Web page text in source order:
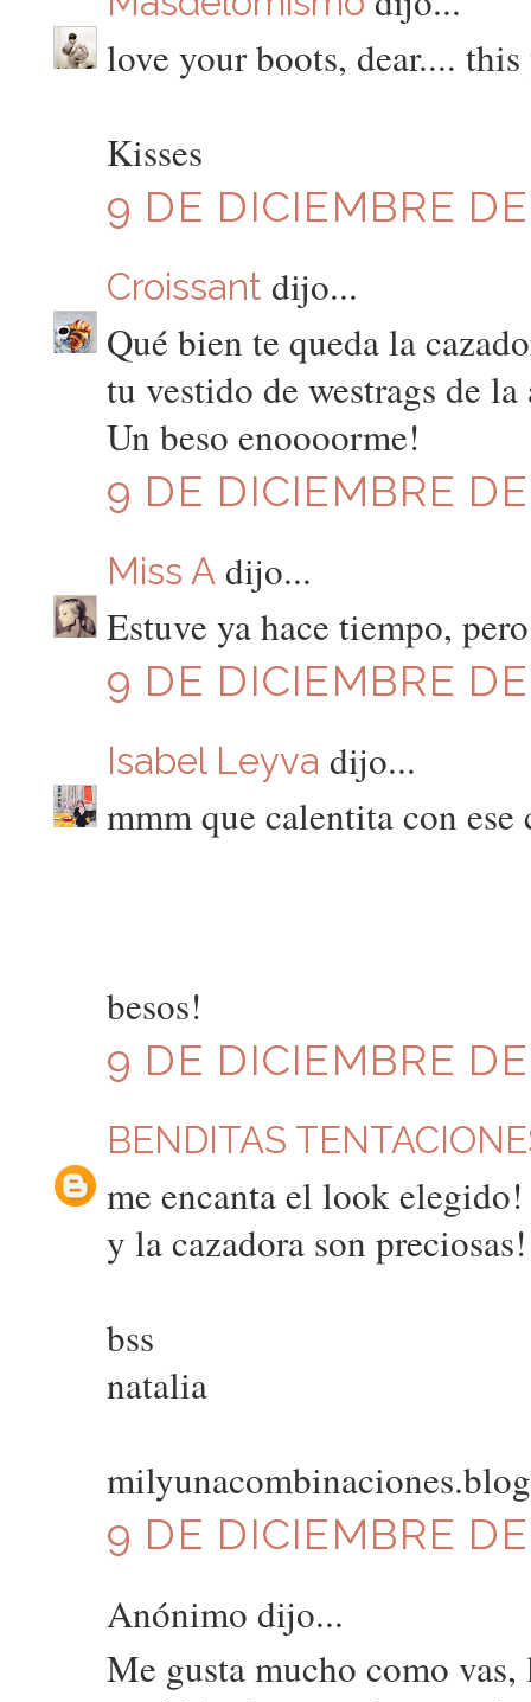
love your boots, dear.... this
Kisses
9 DE DICIEMBRE
Croissant dijo...
Qué bien te queda la
tu vestido de westrags de
Un beso enoooorme!
9 DE DICIEMBRE
Miss Adijo...
Estuve ya hace tiempo,
9 DE DICIEMBRE
Isabel Leyva dijo...
mmm que calentita con
besos!
9 DE DICIEMBRE
BENDITAS
me encanta el look
y la cazadora son
bss
natalia
9 DE DICIEMBRE
Anónimo dijo...
Me gusta mucho como